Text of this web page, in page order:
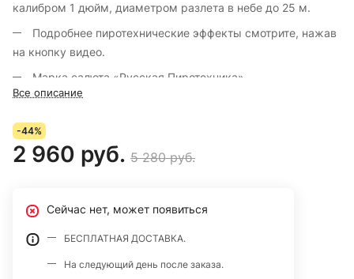
калибром 1 дюйм, диаметром разлета в небе до 25 м.
на кнопку видео.
Марка салюта «Русская Пиротехника».
Все описание
-44%
2 960 руб. 5 280 руб.
Сейчас нет, может появиться
БЕСПЛАТНАЯ ДОСТАВКА.
На следующий день после заказа.